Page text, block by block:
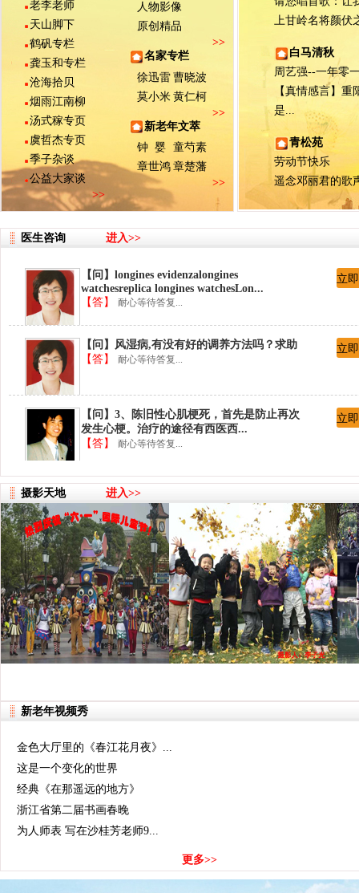
老李老师
天山脚下
鹤矾专栏
龚玉和专栏
沧海拾贝
烟雨江南柳
汤式稼专页
虞哲杰专页
季子杂谈
公益大家谈
>>
人物影像
原创精品
>>
名家专栏
徐迅雷 曹晓波
莫小米 黄仁柯
>>
新老年文萃
钟 婴 童芍素
章世鸿 章楚藩
>>
上甘岭名将颜伏
白马清秋
周艺强--一年零
【真情感言】重
是...
青松苑
劳动节快乐
遥念邓丽君的歌
医生咨询 进入>>
【问】longines evidenzalongines
watchesreplica longines watchesLon...
【答】 耐心等待答复...
立
【问】风湿病,有没有好的调养方法吗？求助
【答】 耐心等待答复...
立
【问】3、陈旧性心肌梗死，首先是防止再次
发生心梗。治疗的途径有西医西...
【答】 耐心等待答复...
立
【问】2、我不明白你询问的内容：心绞痛、
胸闷是有还是没有？有，则需要...
【答】耐心等待答复...
【问】1、咳嗽的小孩多大？假如不合适服
药，可以吃梨膏糖止咳。
【答】耐心等待答复...
立
【问】陈医生，您好！中医传统手法救治心
绞痛、胸闷，有没有好的保健方...
【答】耐心等待答复...
立
【答】长期包养就OK
立
摄影天地 进入>>
新老年视频秀
金色大厅里的《春江花月夜》...
这是一个变化的世界
经典《在那遥远的地方》
浙江省第二届书画春晚
为人师表 写在沙桂芳老师9...
更多>>